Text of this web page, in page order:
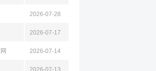
2026-07-28
2026-07-17
2026-07-14
2026-07-13